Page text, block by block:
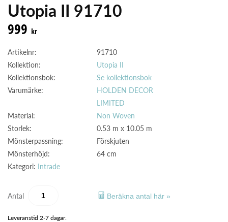
Utopia II 91710
999 kr
Artikelnr:
91710
Kollektion:
Utopia II
Kollektionsbok:
Se kollektionsbok
Varumärke:
HOLDEN DECOR
LIMITED
Material:
Non Woven
Storlek:
0.53 m x 10.05 m
Mönsterpassning:
Förskjuten
Mönsterhöjd:
64 cm
Kategori: Intrade
Antal Beräkna antal här »
Leveranstid 2-7 dagar.